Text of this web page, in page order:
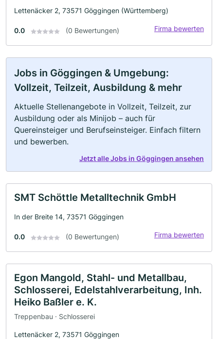
Lettenäcker 2, 73571 Göggingen (Württemberg)
0.0 (0 Bewertungen) Firma bewerten
Jobs in Göggingen & Umgebung:
Vollzeit, Teilzeit, Ausbildung & mehr
Aktuelle Stellenangebote in Vollzeit, Teilzeit, zur
Ausbildung oder als Minijob – auch für
Quereinsteiger und Berufseinsteiger. Einfach filtern
und bewerben.
Jetzt alle Jobs in Göggingen ansehen
SMT Schöttle Metalltechnik GmbH
In der Breite 14, 73571 Göggingen
0.0 (0 Bewertungen) Firma bewerten
Egon Mangold, Stahl- und Metallbau,
Schlosserei, Edelstahlverarbeitung, Inh.
Heiko Baßler e. K.
Treppenbau · Schlosserei
Lettenäcker 2, 73571 Göggingen